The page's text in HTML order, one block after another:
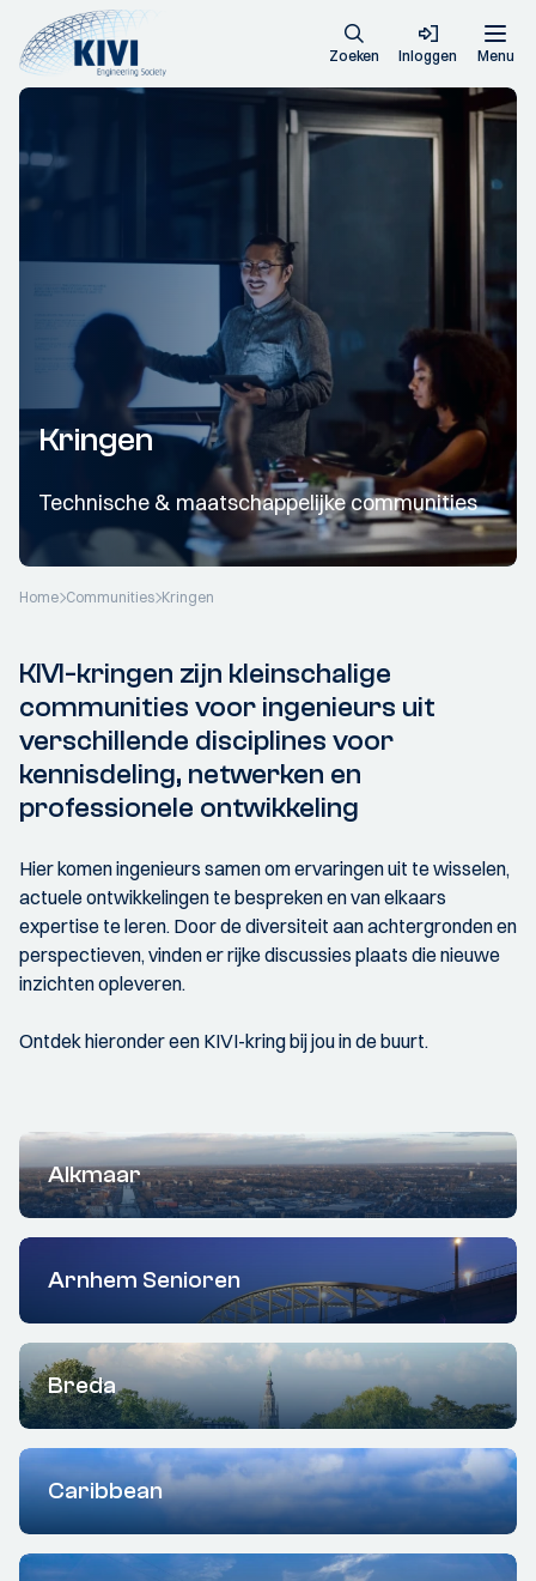
Zoeken Inloggen Menu
Home Communities Kringen
Kringen
Technische & maatschappelijke communities
KIVI-kringen zijn kleinschalige
communities voor ingenieurs uit
verschillende disciplines voor
kennisdeling, netwerken en
professionele ontwikkeling
Hier komen ingenieurs samen om ervaringen uit te wisselen,
actuele ontwikkelingen te bespreken en van elkaars
expertise te leren. Door de diversiteit aan achtergronden en
perspectieven, vinden er rijke discussies plaats die nieuwe
inzichten opleveren.
Ontdek hieronder een KIVI-kring bij jou in de buurt.
Alkmaar
Arnhem Senioren
Breda
Caribbean